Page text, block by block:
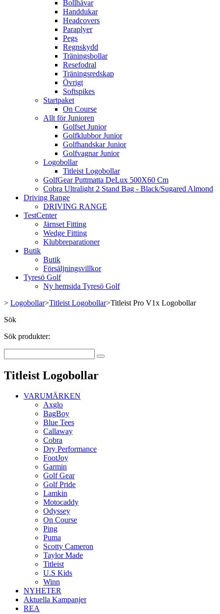
Bollhåvar
Handdukar
Headcovers
Paraplyer
Pegs
Regnskydd
Träningsbollar
Resefodral
Träningsredskap
Övrigt
Softspikes
Startpaket
On Course
Allt för Junioren
Golfset Junior
Golfklubbor Junior
Golfhandskar Junior
Golfvagnar Junior
Logobollar
Titleist Logobollar
GolfGear Puttmatta DeLux 500X60 Cm
Cobra Ultralight 2 Stand Bag - Black/Sugared Almond
Driving Range
DRIVING RANGE
TestCenter
Järnset Fitting
Wedge Fitting
Klubbreparationer
Butik
Butik
Försäljningsvillkor
Tyresö Golf
Ny hemsida Tyresö Golf
> Logobollar>Titleist Logobollar>Titleist Pro V1x Logobollar
Sök
Sök produkter:
Titleist Logobollar
VARUMÄRKEN
Axglo
BagBoy
Blue Tees
Callaway
Cobra
Dry Performance
FootJoy
Garmin
Golf Gear
Golf Pride
Lamkin
Motocaddy
Odyssey
On Course
Ping
Puma
Scotty Cameron
Taylor Made
Titleist
U.S Kids
Winn
NYHETER
Aktuella Kampanjer
REA